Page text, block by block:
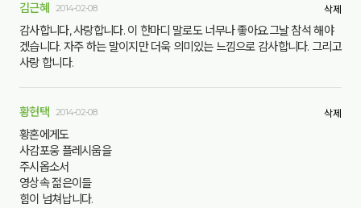
김근혜 2014-02-08 삭제
감사합니다, 사랑합니다. 이 한마디 말로도 너무나 좋아요.그날 참석 해야
겠습니다. 자주 하는 말이지만 더욱 의미있는 느낌으로 감사합니다. 그리고
사랑 합니다.
황현택 2014-02-08 삭제
황혼에게도
사감포웅 플레시웁을
주시옵소서
영상속 젊은이들
힘이 넘쳐납니다.